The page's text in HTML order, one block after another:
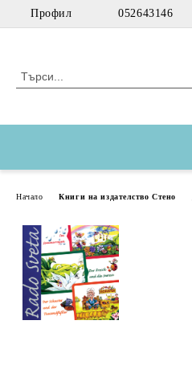
Профил 052643146
Начало Книги на издателство Стено